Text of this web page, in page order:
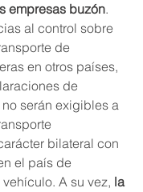
empresas buzón.
al control sobre
de
en otros países,
de
serán exigibles a
bilateral con
el país de
A su vez, la